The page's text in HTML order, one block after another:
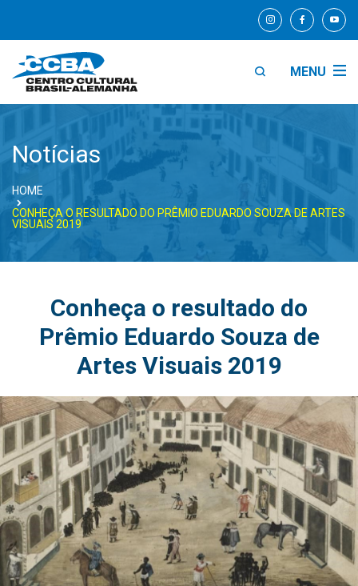
MENU
Notícias
HOME
CONHEÇA O RESULTADO DO PRÊMIO EDUARDO SOUZA DE ARTES
VISUAIS 2019
Conheça o resultado do
Prêmio Eduardo Souza de
Artes Visuais 2019